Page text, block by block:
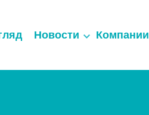
Новости Компании